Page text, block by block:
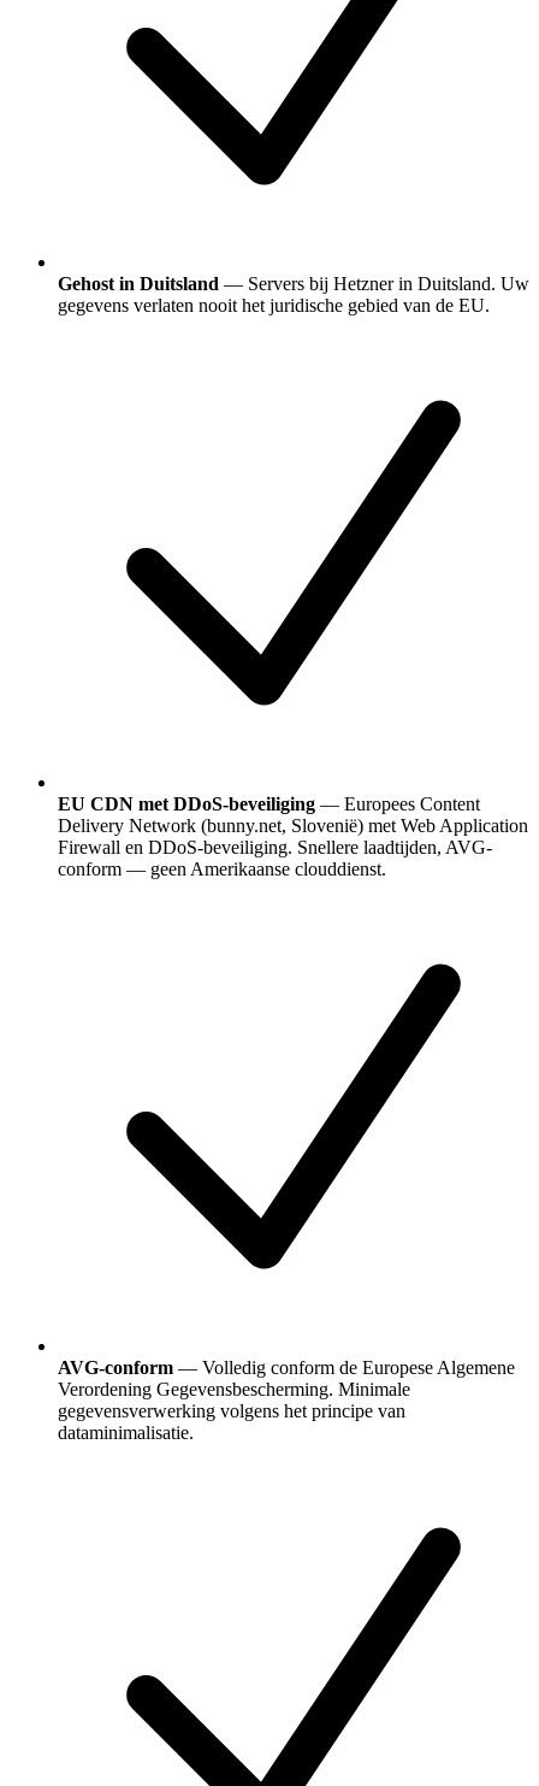
Gehost in Duitsland — Servers bij Hetzner in Duitsland. Uw
gegevens verlaten nooit het juridische gebied van de EU.
EU CDN met DDoS-beveiliging — Europees Content
Delivery Network (bunny.net, Slovenië) met Web Application
Firewall en DDoS-beveiliging. Snellere laadtijden, AVG-
conform — geen Amerikaanse clouddienst.
AVG-conform — Volledig conform de Europese Algemene
Verordening Gegevensbescherming. Minimale
gegevensverwerking volgens het principe van
dataminimalisatie.